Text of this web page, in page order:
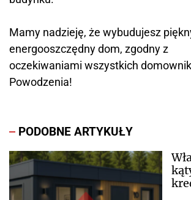
Mamy nadzieję, że wybudujesz
energooszczędny dom, zgodny z
oczekiwaniami wszystkich
Powodzenia!
PODOBNE ARTYKUŁY